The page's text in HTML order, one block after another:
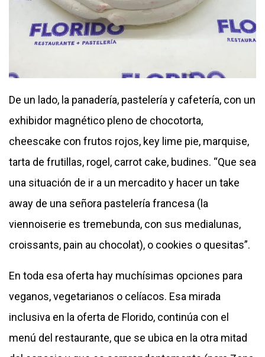
De un lado, la panadería, pastelería y cafetería, con un
exhibidor magnético pleno de chocotorta,
cheescake con frutos rojos, key lime pie, marquise,
tarta de frutillas, rogel, carrot cake, budines. “Que sea
una situación de ir a un mercadito y hacer un take
away de una señora pastelería francesa (la
viennoiserie es tremebunda, con sus medialunas,
croissants, pain au chocolat), o cookies o quesitas”.
En toda esa oferta hay muchísimas opciones para
veganos, vegetarianos o celíacos. Esa mirada
inclusiva en la oferta de Florido, continúa con el
menú del restaurante, que se ubica en la otra mitad